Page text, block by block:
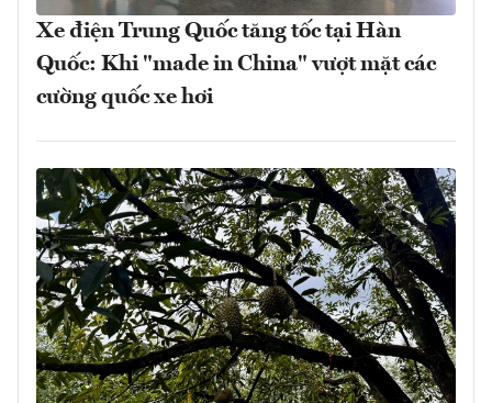
Xe điện Trung Quốc tăng tốc tại Hàn
Quốc: Khi "made in China" vượt mặt các
cường quốc xe hơi